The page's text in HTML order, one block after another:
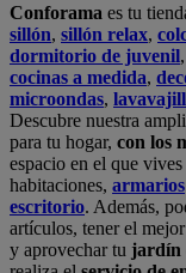
Conforama es tu
sillón, sillón relax,
dormitorio de juvenil,
cocinas a medida,
microondas,
Descubre nuestra
para tu hogar, con los
espacio en el que
habitaciones, armarios
escritorio. Además,
artículos, tener el
y aprovechar tu jardín